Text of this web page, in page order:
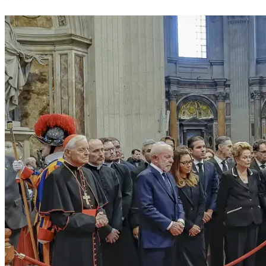
Publicidade Legal
Política
Eleições
Esportes
Saúde
Segurança
Cultura
Meio Ambiente
Obras
Educação
Bairros de Barueri
Selecione sua regiãoPara notícias da sua região
AldeiaAldeia da SerraAldeia de Barueri AlphavilleBairro
JubranBelval BethavilleBoa
VistaCalifórniaCarapicuíbaCentro Chácaras Marco
Cidades da
RegiãoCotiaCruz PretaEngenho Novo
Fazenda
Militar ItapeviJandira Jardim Audir Jardim Belval Jardim
Califórnia Jardim dos Altos Jardim dos Camargos
Jardim
Esperança
Jardim Graziela Jardim Itaquiti
Jardim